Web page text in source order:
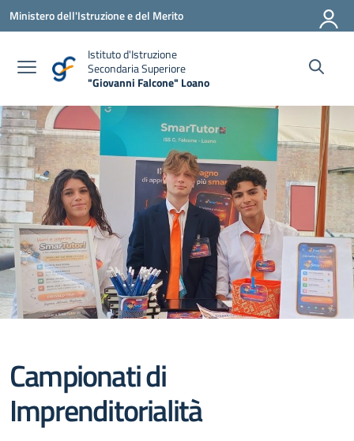
Vai ai contenuti
Vai al menu di navigazione
Vai al footer
Ministero dell'Istruzione e del Merito
Istituto d'Istruzione
Secondaria Superiore
"Giovanni Falcone" Loano
Campionati di
Imprenditorialità